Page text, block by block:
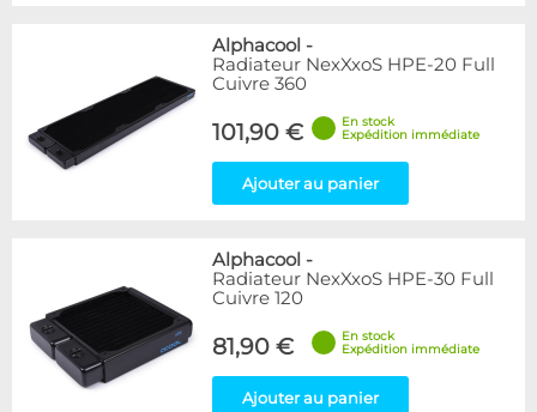
Alphacool -
Radiateur NexXxoS HPE-20 Full
Cuivre 360
101,90 €
En stock
Expédition immédiate
Ajouter au panier
Alphacool -
Radiateur NexXxoS HPE-30 Full
Cuivre 120
81,90 €
En stock
Expédition immédiate
Ajouter au panier